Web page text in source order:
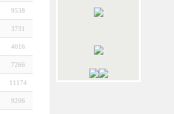
9538
3731
4016
7266
11174
9206